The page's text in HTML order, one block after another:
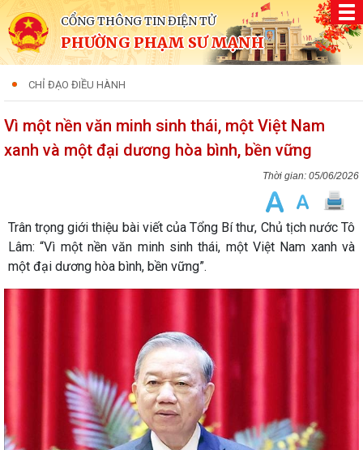
CỔNG THÔNG TIN ĐIỆN TỬ
PHƯỜNG PHẠM SƯ MẠNH
CHỈ ĐẠO ĐIỀU HÀNH
Vì một nền văn minh sinh thái, một Việt Nam
xanh và một đại dương hòa bình, bền vững
05/06/2026
Trân trọng giới thiệu bài viết của Tổng Bí thư, Chủ tịch nước Tô
Lâm: “Vì một nền văn minh sinh thái, một Việt Nam xanh và
một đại dương hòa bình, bền vững”.